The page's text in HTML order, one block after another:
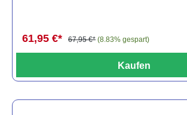
61,95 €* 67,95 €* (8.83% gespart)
Kaufen